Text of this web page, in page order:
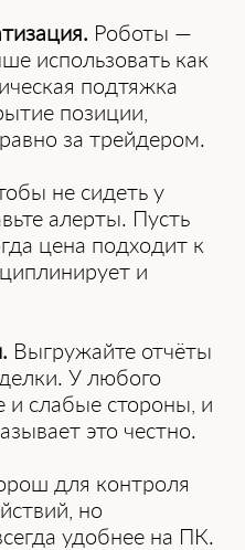
Роботы —
использовать как
подтяжка
позиции,
за трейдером.
не сидеть у
алерты. Пусть
цена подходит к
и
Выгружайте отчёты
У любого
и слабые стороны, и
это честно.
для контроля
но
удобнее на ПК.